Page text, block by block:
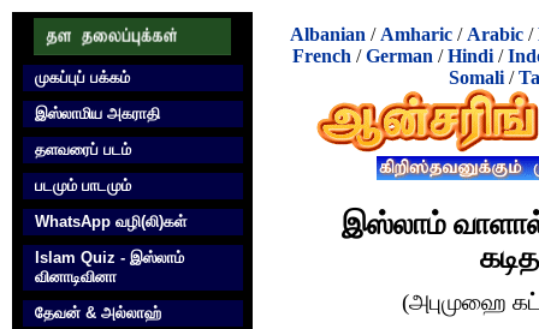
முகப்புப் பக்கம்
இஸ்லாமிய அகராதி
தளவரைப் படம்
படமும் பாடமும்
WhatsApp வழி(லி)கள்
Islam Quiz - இஸ்லாம்
வினாடிவினா
தேவன் & அல்லாஹ்
Albanian / Amharic / Arabic /
French /German /Hindi /
Somali/
இஸ்லாம் வாளால்
(அபுமுஹை